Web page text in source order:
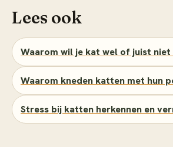
Lees ook
Waarom wil je kat wel of juist
Waarom kneden katten met hun
Stress bij katten herkennen en